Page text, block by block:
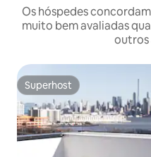
Os hóspedes
muito bem avaliadas
outros
Superhost
Superhost